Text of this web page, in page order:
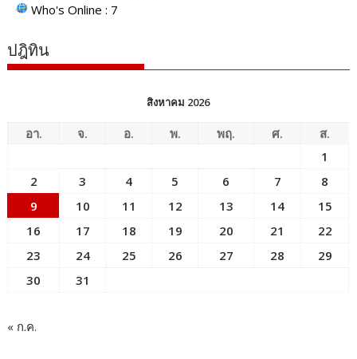
Who's Online : 7
ปฎิทิน
สิงหาคม 2026
อา. จ. อ. พ. พฤ. ศ.
ส.
1
2
3 4 5 6 7
8
9
10 11 12 13 14
15
16
17 18 19 20 21
22
23
24 25 26 27 28
29
30
31
« ก.ค.